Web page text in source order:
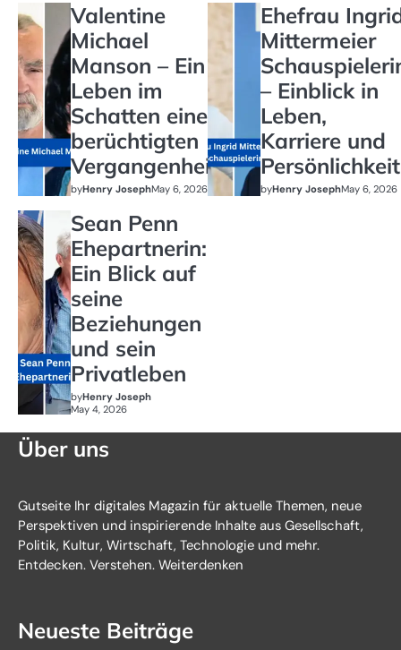
Valentine
Michael
Manson – Ein
Leben im
Schatten einer
berüchtigten
Vergangenheit
byHenry JosephMay 6, 2026
Ehefrau
Mittermeier
– Einblick in
Leben,
Karriere und
Persönlichkeit
byHenry JosephMay 6, 2026
Sean Penn
Ehepartnerin:
Ein Blick auf
seine
Beziehungen
und sein
Privatleben
byHenry Joseph
May 4, 2026
Über uns
Gutseite Ihr digitales Magazin für aktuelle Themen, neue
Perspektiven und inspirierende Inhalte aus Gesellschaft,
Politik, Kultur, Wirtschaft, Technologie und mehr.
Entdecken. Verstehen. Weiterdenken
Neueste Beiträge